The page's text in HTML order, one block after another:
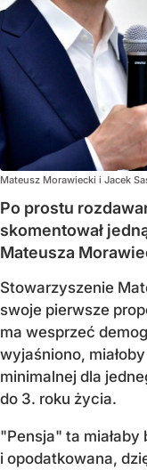
Mateusz Morawiecki i Jacek
Po prostu
skomentował
Mateusza
Stowarzyszenie
swoje pierwsze
ma wesprzeć
wyjaśniono,
minimalnej dla
do 3. roku życia.
"Pensja" ta miałaby
i opodatkowana,